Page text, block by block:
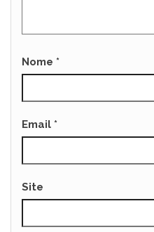
Nome *
Email *
Site